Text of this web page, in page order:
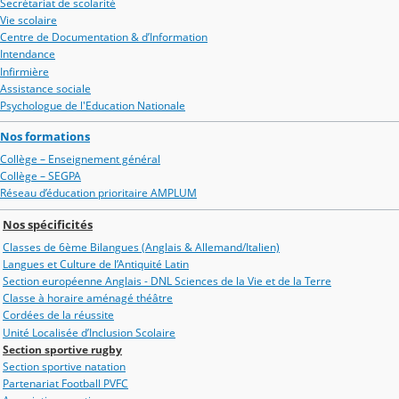
Vie scolaire
Centre de Documentation & d’Information
Intendance
Infirmière
Assistance sociale
Psychologue de l'Education Nationale
Nos formations
Collège – Enseignement général
Collège – SEGPA
Réseau d’éducation prioritaire AMPLUM
Nos spécificités
Classes de 6ème Bilangues (Anglais & Allemand/Italien)
Langues et Culture de l’Antiquité Latin
Section européenne Anglais - DNL Sciences de la Vie et de la Terre
Classe à horaire aménagé théâtre
Cordées de la réussite
Unité Localisée d’Inclusion Scolaire
Section sportive rugby
Section sportive natation
Partenariat Football PVFC